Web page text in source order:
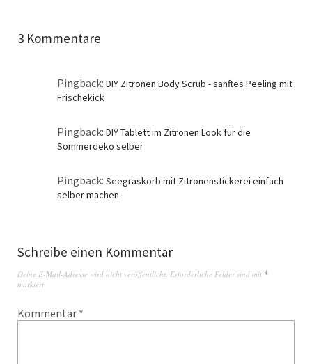
3 Kommentare
Pingback: DIY Zitronen Body Scrub - sanftes Peeling mit
Frischekick
Pingback: DIY Tablett im Zitronen Look für die
Sommerdeko selber
Pingback: Seegraskorb mit Zitronenstickerei einfach
selber machen
Schreibe einen Kommentar
Deine E-Mail-Adresse wird nicht veröffentlicht. Erforderliche Felder sind mit *
markiert
Kommentar *